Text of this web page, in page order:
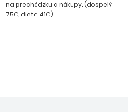
na prechádzku a nákupy. (dospelý
75€, dieťa 41€)